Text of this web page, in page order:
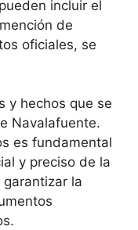
incluir el
de
oficiales, se
y hechos que se
Navalafuente.
es fundamental
y preciso de la
la